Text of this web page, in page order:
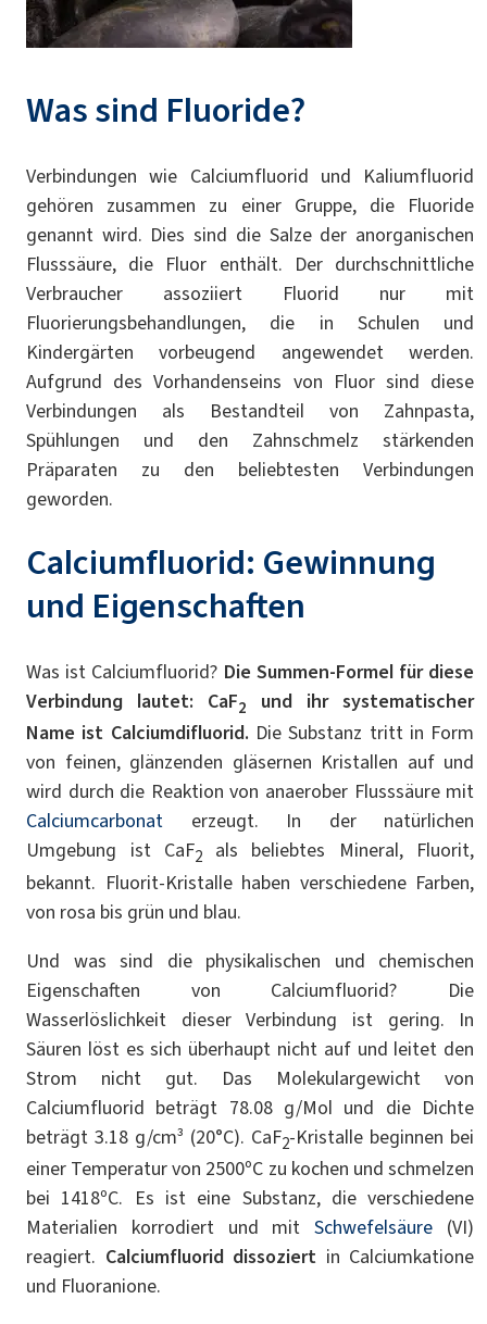
Was sind Fluoride?
Verbindungen wie Calciumfluorid und Kaliumfluorid
gehören zusammen zu einer Gruppe, die Fluoride
genannt wird. Dies sind die Salze der anorganischen
Flusssäure, die Fluor enthält. Der durchschnittliche
Verbraucher assoziiert Fluorid nur mit
Fluorierungsbehandlungen, die in Schulen und
Kindergärten vorbeugend angewendet werden.
Aufgrund des Vorhandenseins von Fluor sind diese
Verbindungen als Bestandteil von Zahnpasta,
Spühlungen und den Zahnschmelz stärkenden
Präparaten zu den beliebtesten Verbindungen
geworden.
Calciumfluorid: Gewinnung
und Eigenschaften
Was ist Calciumfluorid? Die Summen-Formel für diese
Verbindung lautet: CaF2
und ihr systematischer
Name ist Calciumdifluorid. Die Substanz tritt in Form
von feinen, glänzenden gläsernen Kristallen auf und
wird durch die Reaktion von anaerober Flusssäure mit
Calciumcarbonat erzeugt. In der natürlichen
Umgebung ist CaF2 als beliebtes Mineral, Fluorit,
bekannt. Fluorit-Kristalle haben verschiedene Farben,
von rosa bis grün und blau.
Und was sind die physikalischen und chemischen
Eigenschaften von Calciumfluorid? Die
Wasserlöslichkeit dieser Verbindung ist gering. In
Säuren löst es sich überhaupt nicht auf und leitet den
Strom nicht gut. Das Molekulargewicht von
Calciumfluorid beträgt 78.08 g/Mol und die Dichte
beträgt 3.18 g/cm³ (20°C). CaF2-Kristalle beginnen bei
einer Temperatur von 2500ºC zu kochen und schmelzen
bei 1418ºC. Es ist eine Substanz, die verschiedene
Materialien korrodiert und mitSchwefelsäure (VI)
reagiert. Calciumfluorid dissoziert in Calciumkatione
und Fluoranione.